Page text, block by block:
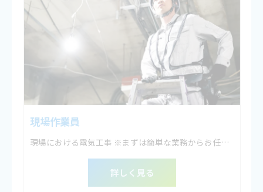
現場作業員
現場における電気工事 ※まずは簡単な業務からお任せします。
詳しく見る